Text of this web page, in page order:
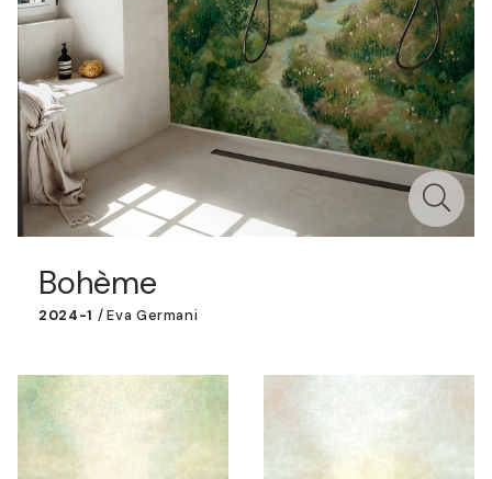
Bohème
2024-1 /Eva Germani